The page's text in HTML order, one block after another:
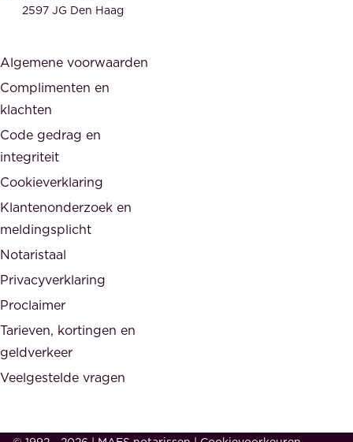
d
e
n
i
n
t
g
.
,
d
e
o
v
e
r
h
e
i
e
n
d
2597 JG Den Haag
Algemene voorwaarden
Complimenten en
klachten
Code gedrag en
integriteit
Cookieverklaring
Klantenonderzoek en
meldingsplicht
Notaristaal
Privacyverklaring
Proclaimer
Tarieven, kortingen en
geldverkeer
Veelgestelde vragen